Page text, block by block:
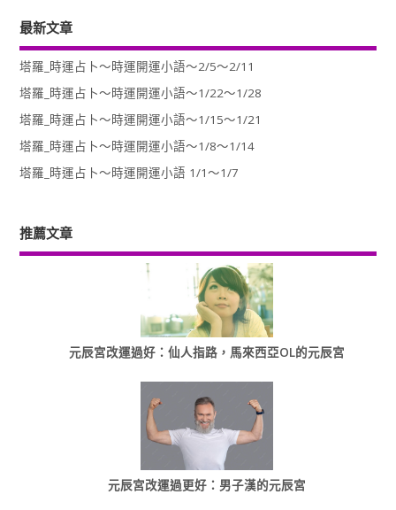
最新文章
塔羅_時運占卜～時運開運小語～2/5～2/11
塔羅_時運占卜～時運開運小語～1/22～1/28
塔羅_時運占卜～時運開運小語～1/15～1/21
塔羅_時運占卜～時運開運小語～1/8～1/14
塔羅_時運占卜～時運開運小語 1/1～1/7
推薦文章
元辰宮改運過好：仙人指路，馬來西亞OL的元辰宮
元辰宮改運過更好：男子漢的元辰宮